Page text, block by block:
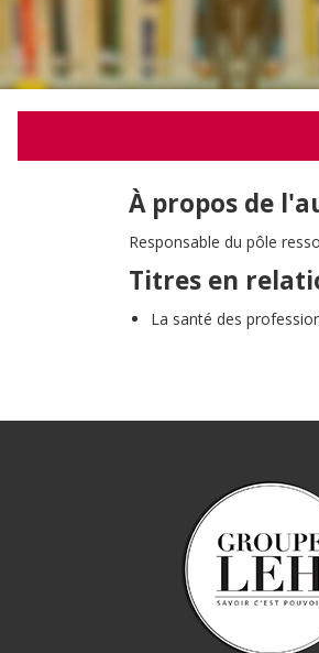
À propos de
Responsable du pôle
Titres en
La santé des